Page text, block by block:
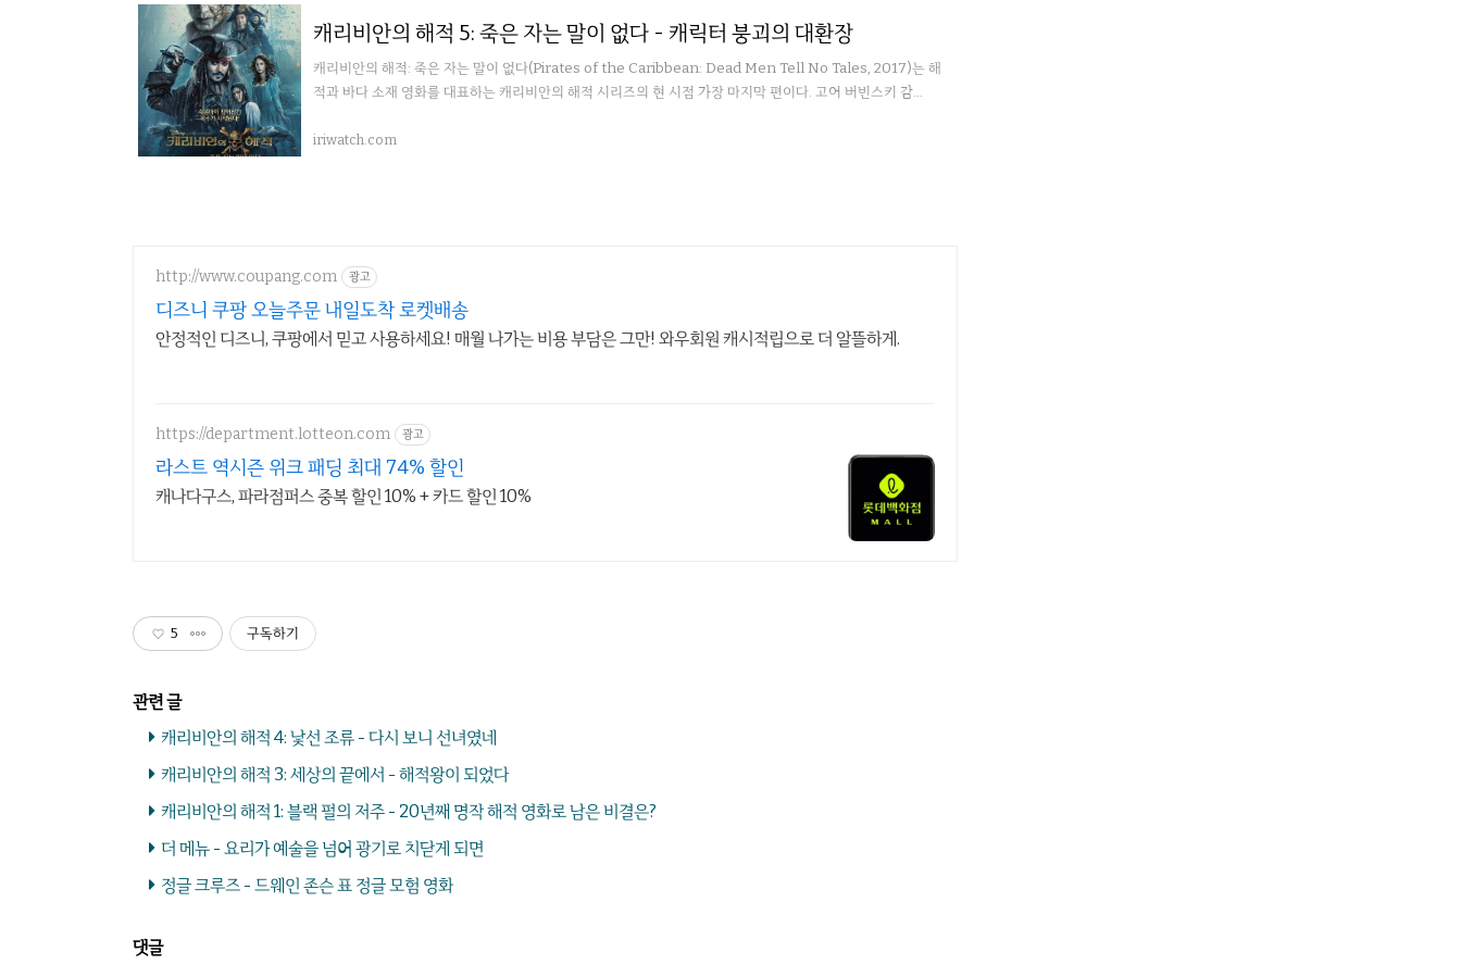
캐리비안의 해적 5: 죽은 자는 말이 없다 - 캐릭터 붕괴의 대환장
캐리비안의 해적: 죽은 자는 말이 없다(Pirates of the Caribbean: Dead Men Tell No Tales, 2017)는 해
적과 바다 소재 영화를 대표하는 캐리비안의 해적 시리즈의 현 시점 가장 마지막 편이다. 고어 버빈스키 감...
iriwatch.com
http://www.coupang.com 광고
디즈니 쿠팡 오늘주문 내일도착 로켓배송
안정적인 디즈니, 쿠팡에서 믿고 사용하세요! 매월 나가는 비용 부담은 그만! 와우회원 캐시적립으로 더 알뜰하게.
https://department.lotteon.com 광고
라스트 역시즌 위크 패딩 최대 74% 할인
캐나다구스, 파라점퍼스 중복 할인 10% + 카드 할인 10%
5 구독하기
캐리비안의 해적 4: 낯선 조류 - 다시 보니 선녀였네
캐리비안의 해적 3: 세상의 끝에서 - 해적왕이 되었다
캐리비안의 해적 1: 블랙 펄의 저주 - 20년째 명작 해적 영화로 남은 비결은?
더 메뉴 - 요리가 예술을 넘어 광기로 치닫게 되면
정글 크루즈 - 드웨인 존슨 표 정글 모험 영화
댓글